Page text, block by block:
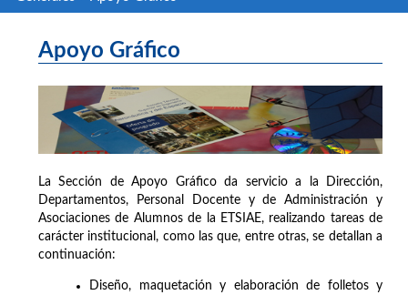
Apoyo Gráfico
La Sección de Apoyo Gráfico da servicio a la Dirección,
Departamentos, Personal Docente y de Administración y
Asociaciones de Alumnos de la ETSIAE, realizando tareas de
carácter institucional, como las que, entre otras, se detallan a
continuación:
Diseño, maquetación y elaboración de folletos y